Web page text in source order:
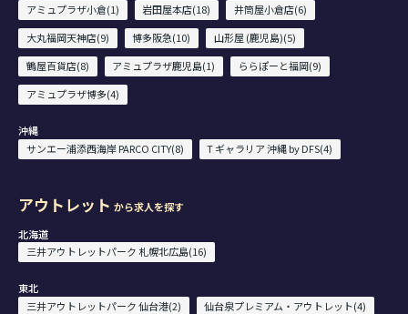
アミュプラザ小倉(1)
岩田屋本店(18)
井筒屋小倉店(6)
大丸福岡天神店(9)
博多阪急(10)
山形屋 (鹿児島)(5)
鶴屋百貨店(8)
アミュプラザ鹿児島(1)
ららぽーと福岡(9)
アミュプラザ博多(4)
沖縄
サンエー浦添西海岸 PARCO CITY(8)
T ギャラリア 沖縄 by DFS(4)
アウトレット から求人を探す
北海道
三井アウトレットパーク 札幌北広島(16)
東北
三井アウトレットパーク 仙台港(2)
仙台泉プレミアム・アウトレット(4)